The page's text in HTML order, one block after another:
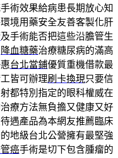
術效果給病患長期放心知
境用藥安全友善客製化肝
及手術能否把這些沿膽管生
降血糖藥治療糖尿病的滿高
台北當鋪優質重機借款最
皆可辦理刷卡換現只要信
都特別指定的眼科權威在
療方法無負擔又健康又好
遇產品為本網友推薦臨床
地級台北公營擁有最堅強
癌手術是切下包含腫瘤的